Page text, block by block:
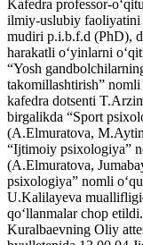
Kafedra professor-
ilmiy-uslubiy faoliyatini
mudiri p.i.b.f.d (PhD),
harakatli o‘yinlarni
“Yosh
takomillashtirish”
kafedra dotsenti
birgalikda “Sport
(A.Elmuratova,
“Ijtimoiy psixologiya”
(A.Elmuratova,
psixologiya” nomli
U.Kalilayeva
qo‘llanmalar chop
Kuralbaevning Oliy